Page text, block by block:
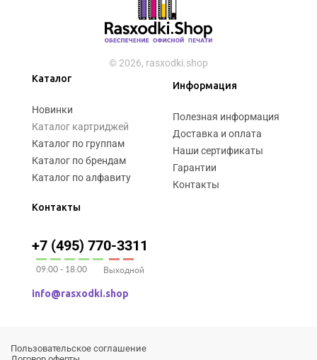
© 2026, rasxodki.shop
Каталог
Новинки
Каталог картриджей
Каталог по группам
Каталог по брендам
Каталог по алфавиту
Информация
Полезная информация
Доставка и оплата
Наши сертификаты
Гарантии
Контакты
Контакты
+7 (495) 770-3311
09:00 - 18:00 Выходной
info@rasxodki.shop
Пользовательское соглашение